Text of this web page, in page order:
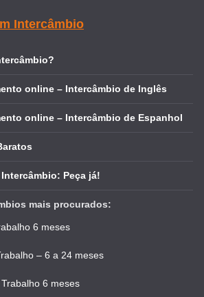
Intercâmbio
online – Intercâmbio de Inglês
online – Intercâmbio de Espanhol
Peça já!
mais procurados:
6 meses
– 6 a 24 meses
6 meses